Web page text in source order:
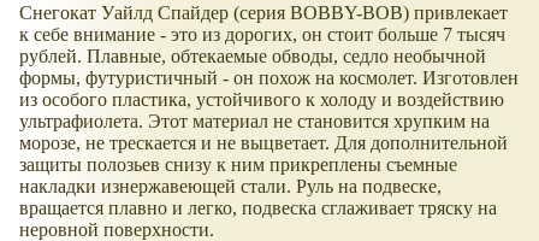
Снегокат Уайлд Спайдер (серия BOBBY-BOB) привлекает
к себе внимание - это из дорогих, он стоит больше 7 тысяч
рублей. Плавные, обтекаемые обводы, седло необычной
формы, футуристичный - он похож на космолет. Изготовлен
из особого пластика, устойчивого к холоду и воздействию
ультрафиолета. Этот материал не становится хрупким на
морозе, не трескается и не выцветает. Для дополнительной
защиты полозьев снизу к ним прикреплены съемные
накладки изнержавеющей стали. Руль на подвеске,
вращается плавно и легко, подвеска сглаживает тряску на
неровной поверхности.